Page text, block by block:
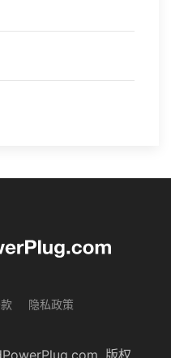
隐私政策
版权